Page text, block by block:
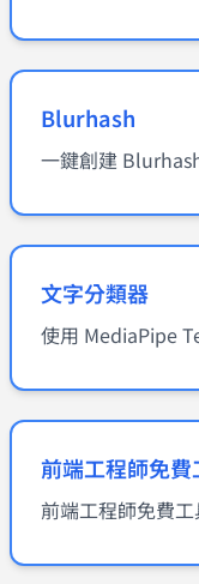
Blurhash
一鍵創建
文字分類器
使用 MediaPipe
前端工程師免費
前端工程師免費